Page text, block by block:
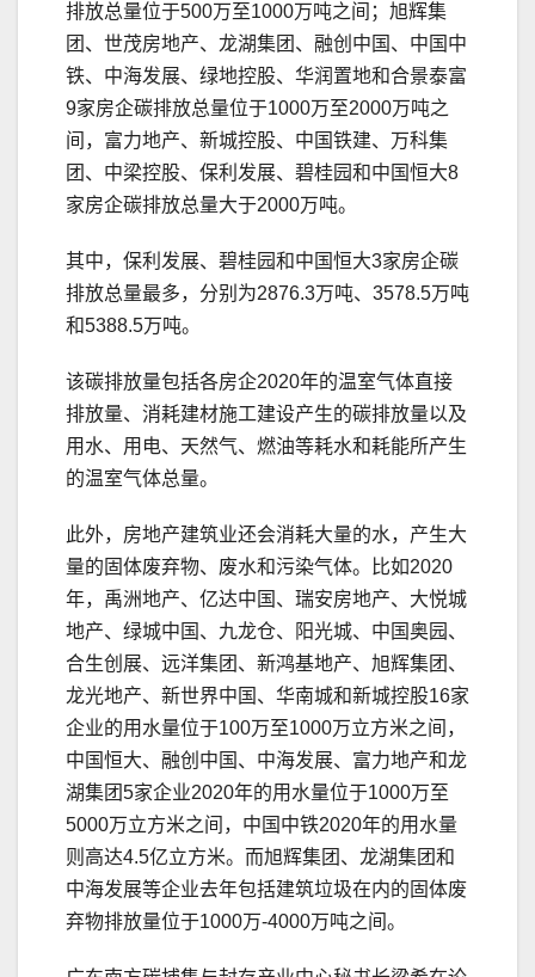
排放总量位于500万至1000万吨之间；旭辉集
团、世茂房地产、龙湖集团、融创中国、中国中
铁、中海发展、绿地控股、华润置地和合景泰富
9家房企碳排放总量位于1000万至2000万吨之
间，富力地产、新城控股、中国铁建、万科集
团、中梁控股、保利发展、碧桂园和中国恒大8
家房企碳排放总量大于2000万吨。
其中，保利发展、碧桂园和中国恒大3家房企碳
排放总量最多，分别为2876.3万吨、3578.5万吨
和5388.5万吨。
该碳排放量包括各房企2020年的温室气体直接
排放量、消耗建材施工建设产生的碳排放量以及
用水、用电、天然气、燃油等耗水和耗能所产生
的温室气体总量。
此外，房地产建筑业还会消耗大量的水，产生大
量的固体废弃物、废水和污染气体。比如2020
年，禹洲地产、亿达中国、瑞安房地产、大悦城
地产、绿城中国、九龙仓、阳光城、中国奥园、
合生创展、远洋集团、新鸿基地产、旭辉集团、
龙光地产、新世界中国、华南城和新城控股16家
企业的用水量位于100万至1000万立方米之间，
中国恒大、融创中国、中海发展、富力地产和龙
湖集团5家企业2020年的用水量位于1000万至
5000万立方米之间，中国中铁2020年的用水量
则高达4.5亿立方米。而旭辉集团、龙湖集团和
中海发展等企业去年包括建筑垃圾在内的固体废
弃物排放量位于1000万-4000万吨之间。